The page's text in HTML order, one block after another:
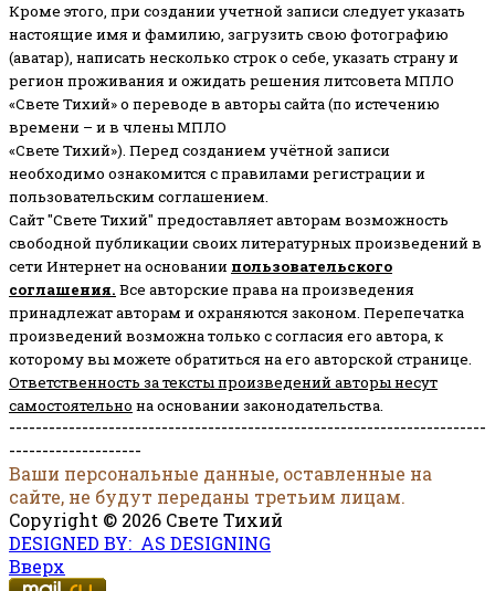
Кроме этого, при создании учетной записи следует указать
настоящие имя и фамилию, загрузить свою фотографию
(аватар), написать несколько строк о себе, указать страну и
регион проживания и ожидать решения литсовета МПЛО
«Свете Тихий» о переводе в авторы сайта (по истечению
времени – и в члены МПЛО
«Свете Тихий»). Перед созданием учётной записи
необходимо ознакомится с правилами регистрации и
пользовательским соглашением.
Сайт "Свете Тихий" предоставляет авторам возможность
свободной публикации своих литературных произведений в
сети Интернет на основании пользовательского
соглашения. Все авторские права на произведения
принадлежат авторам и охраняются законом. Перепечатка
произведений возможна только с согласия его автора, к
которому вы можете обратиться на его авторской странице.
Ответственность за тексты произведений авторы несут
самостоятельно на основании законодательства.
------------------------------------------------------------------------
--------------------
Ваши персональные данные, оставленные на
сайте, не будут переданы третьим лицам.
Copyright © 2026 Свете Тихий
DESIGNED BY: AS DESIGNING
Вверх